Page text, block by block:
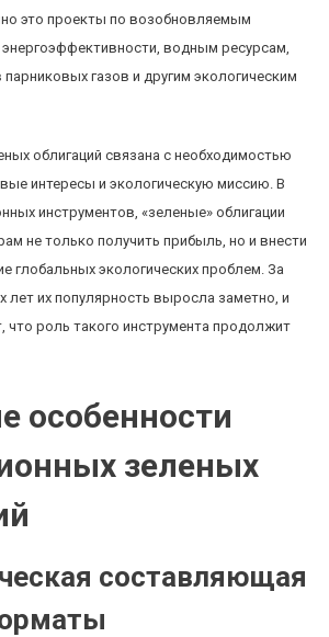
это проекты по возобновляемым
энергоэффективности, водным ресурсам,
газов и другим экологическим
облигаций связана с необходимостью
интересы и экологическую миссию. В
инструментов, «зеленые» облигации
не только получить прибыль, но и внести
глобальных экологических проблем. За
лет их популярность выросла заметно, и
что роль такого инструмента продолжит
особенности
зеленых
составляющая